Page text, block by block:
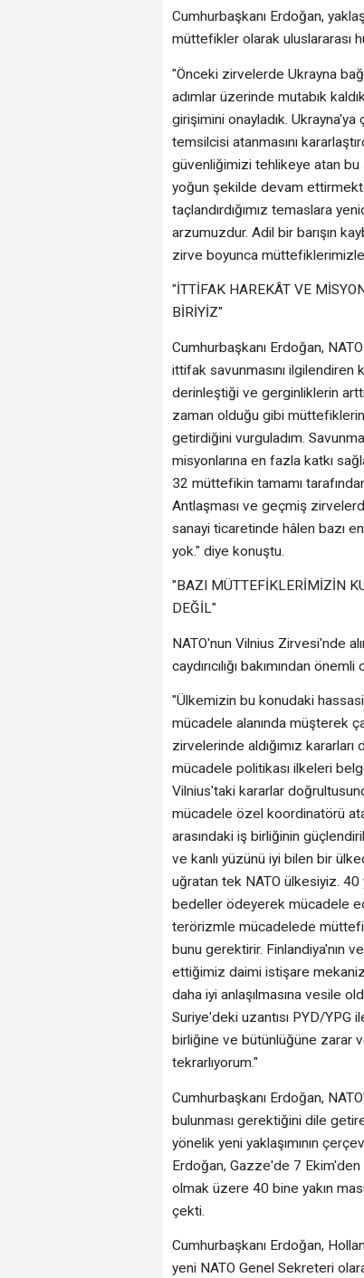
Cumhurbaşkanı Erdoğan,
müttefikler olarak uluslararası
"Önceki zirvelerde Ukrayna
adımlar üzerinde mutabık
girişimini onayladık. Ukrayna'ya
temsilcisi atanmasını
güvenliğimizi tehlikeye atan
yoğun şekilde devam
taçlandırdığımız temaslara
arzumuzdur. Adil bir barışın
zirve boyunca
"İTTİFAK HAREKÂT VE
BİRİYİZ"
Cumhurbaşkanı Erdoğan,
ittifak savunmasını ilgilendiren
derinleştiği ve gerginliklerin
zaman olduğu gibi
getirdiğini vurguladım.
misyonlarına en fazla katkı
32 müttefikin tamamı
Antlaşması ve geçmiş
sanayi ticaretinde hâlen bazı
yok." diye konuştu.
"BAZI MÜTTEFİKLERİMİZİN
DEĞİL"
NATO'nun Vilnius Zirvesi'nde
caydırıcılığı bakımından
"Ülkemizin bu konudaki
mücadele alanında müşterek
zirvelerinde aldığımız
mücadele politikası ilkeleri
Vilnius'taki kararlar
mücadele özel koordinatörü
arasındaki iş birliğinin
ve kanlı yüzünü iyi bilen bir
uğratan tek NATO ülkesiyiz. 40
bedeller ödeyerek mücadele
terörizmle mücadelede
bunu gerektirir. Finlandiya'nın
ettiğimiz daimi istişare
daha iyi anlaşılmasına vesile
Suriye'deki uzantısı PYD/YPG
birliğine ve bütünlüğüne zarar
tekrarlıyorum."
Cumhurbaşkanı Erdoğan,
bulunması gerektiğini dile
yönelik yeni yaklaşımının
Erdoğan, Gazze'de 7 Ekim'den
olmak üzere 40 bine yakın
çekti.
Cumhurbaşkanı Erdoğan,
yeni NATO Genel Sekreteri